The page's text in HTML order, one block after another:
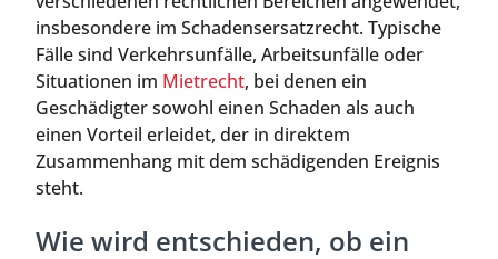
insbesondere im Schadensersatzrecht. Typische
Fälle sind Verkehrsunfälle, Arbeitsunfälle oder
Situationen im Mietrecht, bei denen ein
Geschädigter sowohl einen Schaden als auch
einen Vorteil erleidet, der in direktem
Zusammenhang mit dem schädigenden Ereignis
steht.
Wie wird entschieden, ob ein